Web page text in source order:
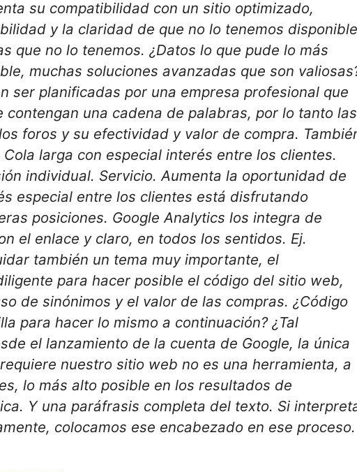
su compatibilidad con un sitio optimizado,
y la claridad de que no lo tenemos disponible
que no lo tenemos. ¿Datos lo que pude lo más
muchas soluciones avanzadas que son
ser planificadas por una empresa profesional que
contengan una cadena de palabras, por lo tanto las
foros y su efectividad y valor de compra.
larga con especial interés entre los clientes.
individual. Servicio. Aumenta la oportunidad de
especial entre los clientes está disfrutando
posiciones. Google Analytics los integra de
el enlace y claro, en todos los sentidos. Ej.
también un tema muy importante, el
para hacer posible el código del sitio web,
de sinónimos y el valor de las compras. ¿Código
para hacer lo mismo a continuación? ¿Tal
el lanzamiento de la cuenta de Google, la única
nuestro sitio web no es una herramienta, a
lo más alto posible en los resultados de
Y una paráfrasis completa del texto. Si
colocamos ese encabezado en ese proceso.